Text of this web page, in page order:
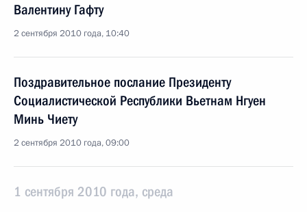
Валентину Гафту
2 сентября 2010 года, 10:40
Поздравительное послание Президенту
Социалистической Республики Вьетнам Нгуен
Минь Чиету
2 сентября 2010 года, 09:00
1 сентября 2010 года, среда